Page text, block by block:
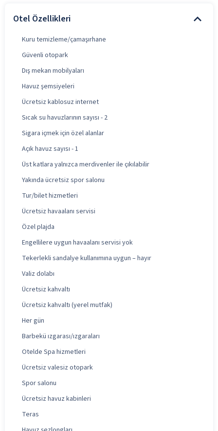
Otel Özellikleri
Kuru temizleme/çamaşırhane
Güvenli otopark
Dış mekan mobilyaları
Havuz şemsiyeleri
Ücretsiz kablosuz internet
Sıcak su havuzlarının sayısı - 2
Sigara içmek için özel alanlar
Açık havuz sayısı - 1
Üst katlara yalnızca merdivenler ile çıkılabilir
Yakında ücretsiz spor salonu
Tur/bilet hizmetleri
Ücretsiz havaalanı servisi
Özel plajda
Engellilere uygun havaalanı servisi yok
Tekerlekli sandalye kullanımına uygun – hayır
Valiz dolabı
Ücretsiz kahvaltı
Ücretsiz kahvaltı (yerel mutfak)
Her gün
Barbekü ızgarası/ızgaraları
Otelde Spa hizmetleri
Ücretsiz valesiz otopark
Spor salonu
Ücretsiz havuz kabinleri
Teras